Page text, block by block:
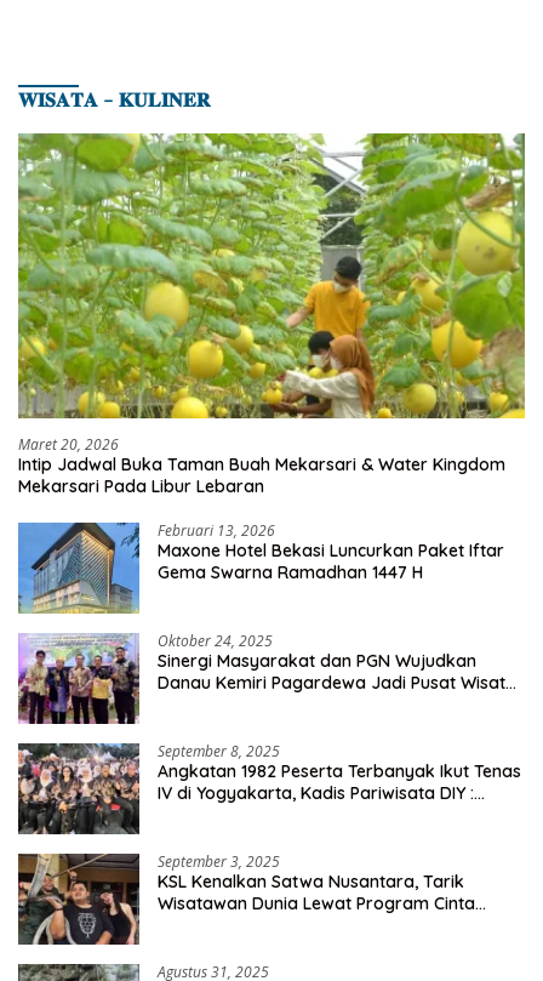
𝐖𝐈𝐒𝐀𝐓𝐀 – 𝐊𝐔𝐋𝐈𝐍𝐄𝐑
Maret 20, 2026
Intip Jadwal Buka Taman Buah Mekarsari & Water Kingdom
Mekarsari Pada Libur Lebaran
Februari 13, 2026
Maxone Hotel Bekasi Luncurkan Paket Iftar
Gema Swarna Ramadhan 1447 H
Oktober 24, 2025
Sinergi Masyarakat dan PGN Wujudkan
Danau Kemiri Pagardewa Jadi Pusat Wisata
September 8, 2025
Angkatan 1982 Peserta Terbanyak Ikut Tenas
IV di Yogyakarta, Kadis Pariwisata DIY :
September 3, 2025
KSL Kenalkan Satwa Nusantara, Tarik
Wisatawan Dunia Lewat Program Cinta
Agustus 31, 2025